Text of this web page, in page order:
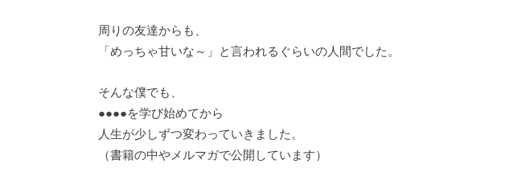
周りの友達からも、
「めっちゃ甘いな～」と言われるぐらいの人間でした。
そんな僕でも、
●●●●を学び始めてから
人生が少しずつ変わっていきました。
（書籍の中やメルマガで公開しています）